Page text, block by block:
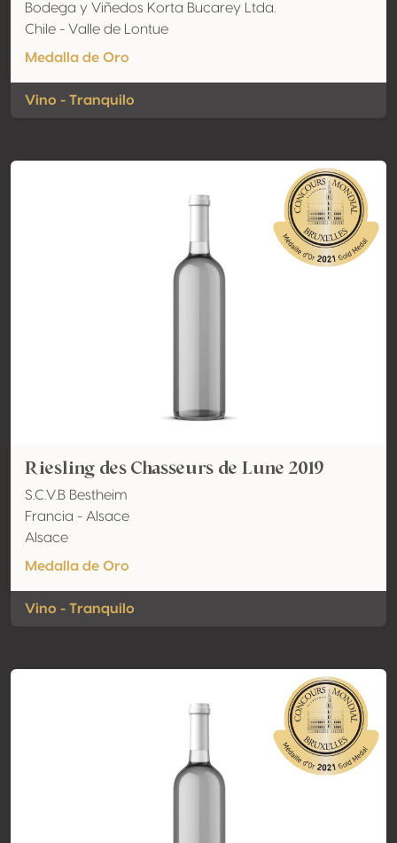
Bodega y Viñedos Korta Bucarey Ltda.
Chile - Valle de Lontue
Medalla de Oro
Vino - Tranquilo
Riesling des Chasseurs de Lune 2019
S.C.V.B Bestheim
Francia - Alsace
Alsace
Medalla de Oro
Vino - Tranquilo